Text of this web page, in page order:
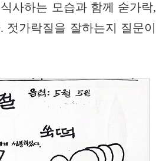
사하는 모습과 함께 숟가락,
가락질을 잘하는지 질문이